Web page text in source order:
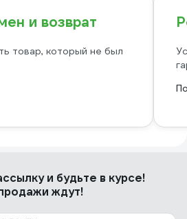
и возврат
товар, который не был
и будьте в курсе!
ждут!